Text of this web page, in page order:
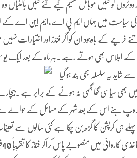
کو کئیں موبائل تقسیم کیے گئے کئیں بالٹیاں
کی سیاست میں جہاں ایم پی اے ،ایم این اے کے
کے باوجود ان کو اگر فنڈز اور اختیارات نہیں
کے اجلاس بھی ہوتے رہے ۔ہر ماہ کے بعد ایک یوسی
سے شاید یہ سلسلہ بھی بند ہو گیا
بھی سیاسی گہما گہمی نہ ہونے کے برابر ہے ۔بیچارے
بنے اس کے بعد شہر کے مسائل کے حوالے سے
ہی کرپشن کا گڑھ بن چکا ہے کئی سالوں سے تعینات